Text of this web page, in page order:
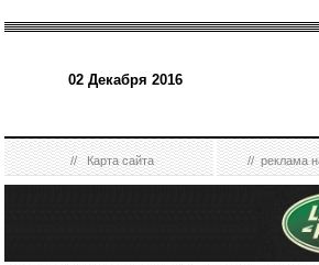
02 Декабря 2016
//Карта сайта //реклама